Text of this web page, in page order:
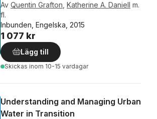
Av Quentin Grafton Katherine A. Daniell m.
fl.
Inbunden, Engelska, 2015
1 077 kr
Lägg till
Skickas inom 10-15 vardagar
Understanding and Managing Urban
Water in Transition